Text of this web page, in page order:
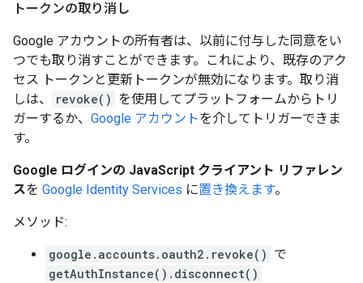
トークンの取り消し
Google アカウントの所有者は、以前に付与した同意をい
つでも取り消すことができます。これにより、既存のアク
セス トークンと更新トークンが無効になります。取り消
しは、
revoke() を使用してプラットフォームからトリ
ガーするか、 Google アカウントを介してトリガーできま
す。
Google ログインの JavaScript クライアント リファレン
スを Google Identity Services に置き換えます。
メソッド:
google.accounts.oauth2.revoke() で
getAuthInstance().disconnect()